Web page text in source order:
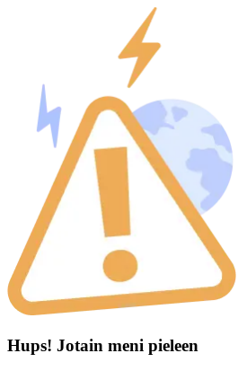
Hups! Jotain meni pieleen